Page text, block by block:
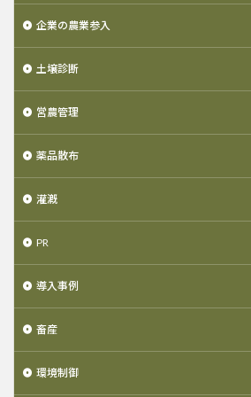
企業の農業参入
土壌診断
営農管理
薬品散布
灌漑
PR
導入事例
畜産
環境制御